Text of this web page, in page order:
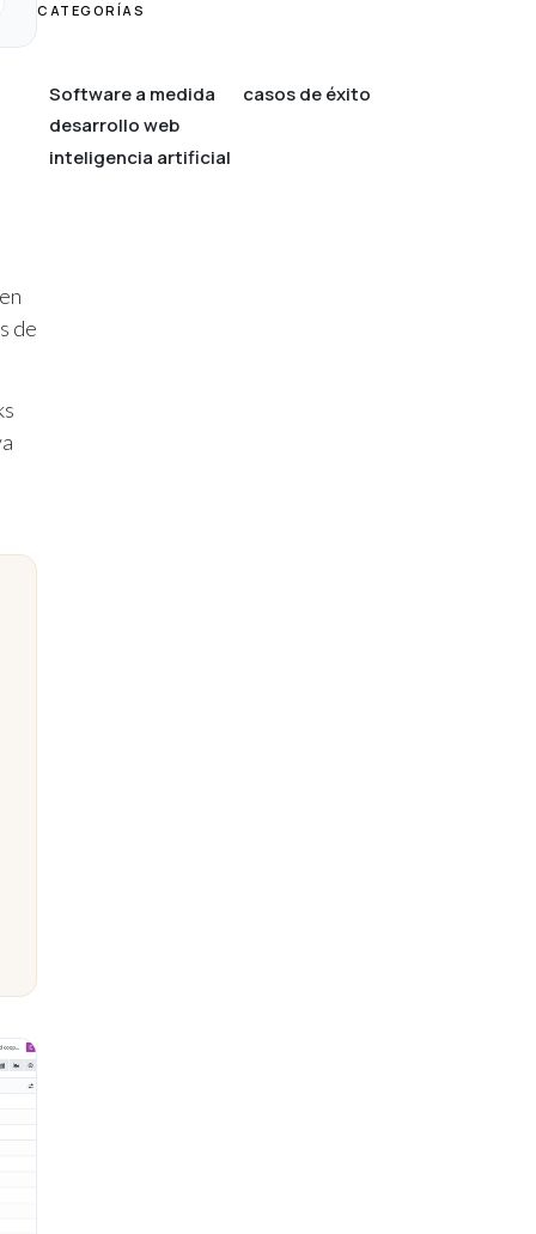
de
CATEGORÍAS
Software a medida
casos de éxito
desarrollo web
inteligencia artificial